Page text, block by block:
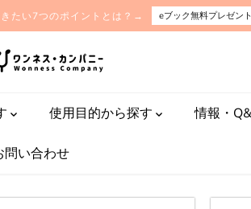
たい7つのポイントとは？→ eブック無料プレゼン
使用目的から探す 情報・
問い合わせ